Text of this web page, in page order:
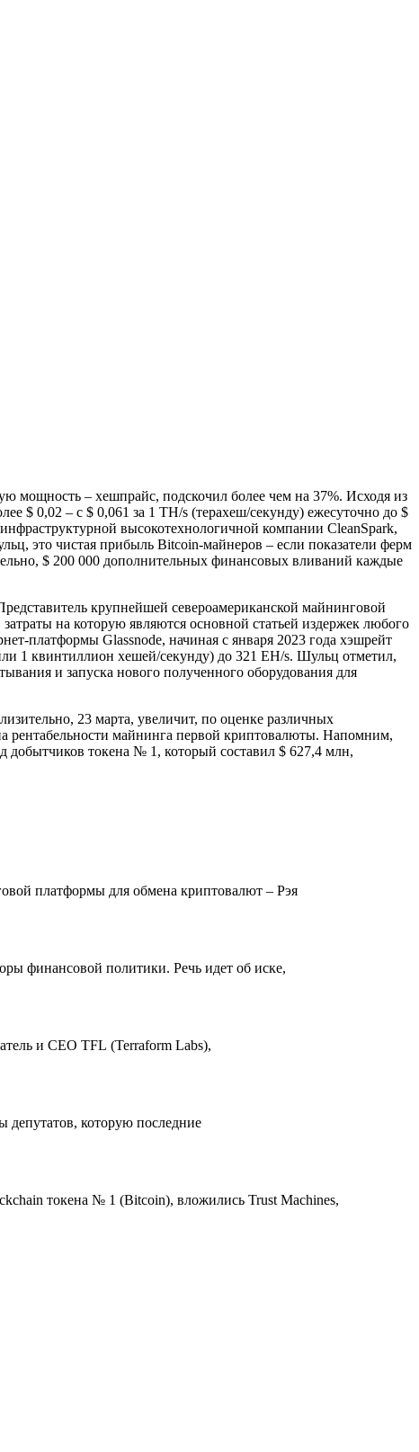
мощность – хешпрайс, подскочил более чем на 37%. Исходя из
$ 0,02 – с $ 0,061 за 1 TH/s (терахеш/секунду) ежесуточно до $
высокотехнологичной компании CleanSpark,
это чистая прибыль Bitcoin-майнеров – если показатели ферм
$ 200 000 дополнительных финансовых вливаний каждые
крупнейшей североамериканской майнинговой
на которую являются основной статьей издержек любого
платформы Glassnode, начиная с января 2023 года хэшрейт
1 квинтиллион хешей/секунду) до 321 EH/s. Шульц отметил,
и запуска нового полученного оборудования для
23 марта, увеличит, по оценке различных
рентабельности майнинга первой криптовалюты. Напомним,
добытчиков токена № 1, который составил $ 627,4 млн,
платформы для обмена криптовалют – Рэя
финансовой политики. Речь идет об иске,
и CEO TFL (Terraform Labs),
депутатов, которую последние
токена № 1 (Bitcoin), вложились Trust Machines,